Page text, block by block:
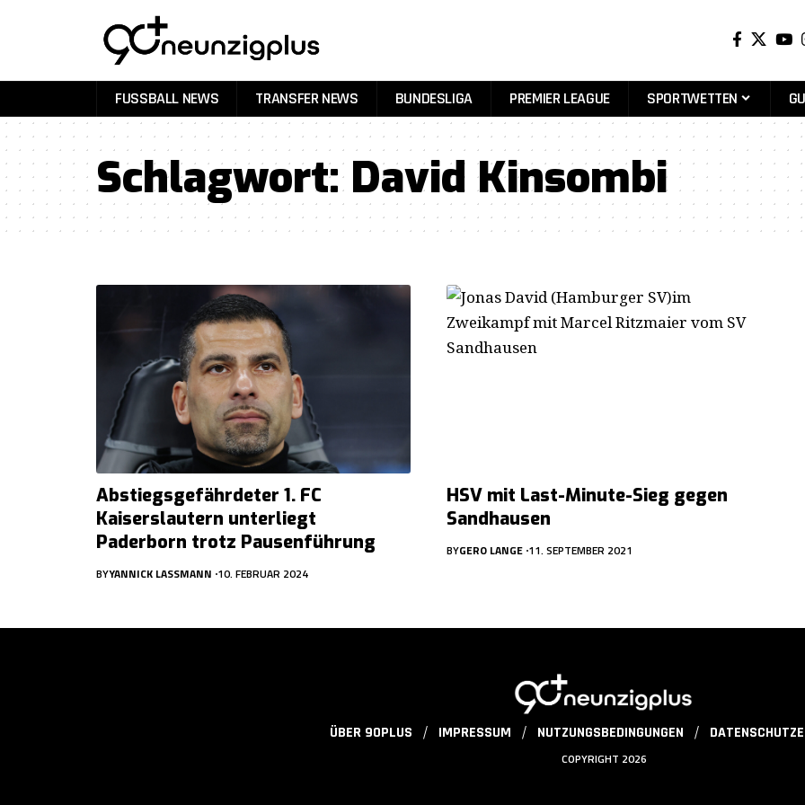
FUSSBALL NEWS TRANSFER NEWS BUNDESLIGA PREMIER LEAGUE SPORTWETTEN
Schlagwort:David Kinsombi
Abstiegsgefährdeter 1. FC
Kaiserslautern unterliegt
Paderborn trotz Pausenführung
BYYANNICK LASSMANN 10. FEBRUAR 2024
HSV mit Last-Minute-Sieg gegen
Sandhausen
BYGERO LANGE 11. SEPTEMBER 2021
ÜBER 90PLUS IMPRESSUM NUTZUNGSBEDINGUNGEN
COPYRIGHT 2026